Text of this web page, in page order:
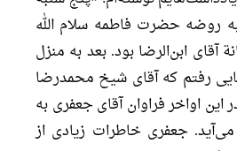
امروز به روضه حضرت فاطمه سلام الله
آقای ابن‌الرضا بود. بعد به منزل
رفتم که آقای شیخ محمدرضا
این اواخر فراوان آقای جعفری به
می‌آید. جعفری خاطرات زیادی از